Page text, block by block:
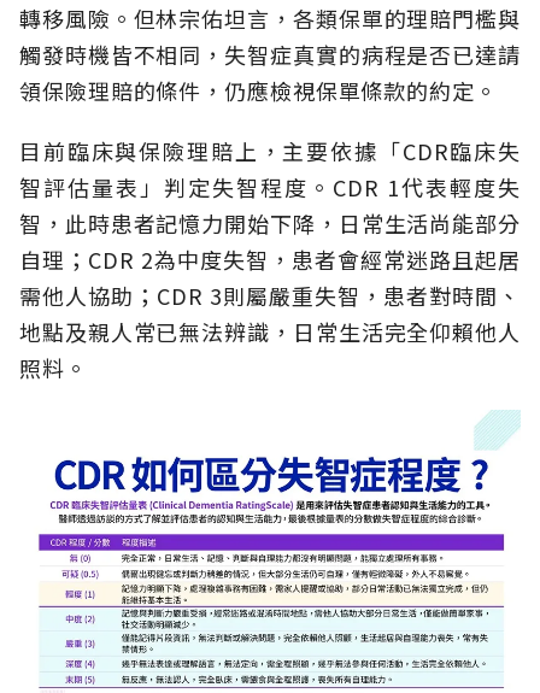
轉移風險。但林宗佑坦言，各類保單的理賠門檻與
觸發時機皆不相同，失智症真實的病程是否已達請
領保險理賠的條件，仍應檢視保單條款的約定。
目前臨床與保險理賠上，主要依據「CDR臨床失
智評估量表」判定失智程度。CDR 1代表輕度失
智，此時患者記憶力開始下降，日常生活尚能部分
自理；CDR 2為中度失智，患者會經常迷路且起居
需他人協助；CDR 3則屬嚴重失智，患者對時間、
地點及親人常已無法辨識，日常生活完全仰賴他人
照料。